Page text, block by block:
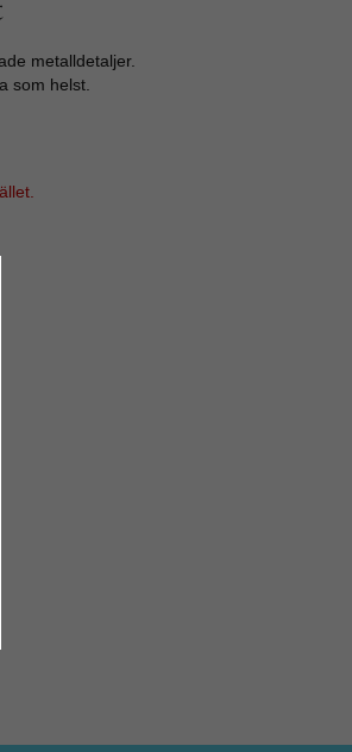
metalldetaljer.
som helst.